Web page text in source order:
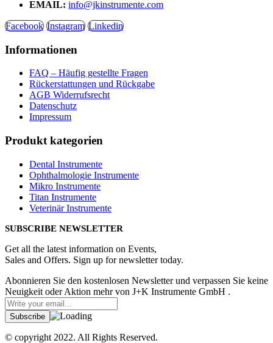
EMAIL: info@jkinstrumente.com
Facebook Instagram Linkedin
Informationen
FAQ – Häufig gestellte Fragen
Rückerstattungen und Rückgabe
AGB Widerrufsrecht
Datenschutz
Impressum
Produkt kategorien
Dental Instrumente
Ophthalmologie Instrumente
Mikro Instrumente
Titan Instrumente
Veterinär Instrumente
SUBSCRIBE NEWSLETTER
Get all the latest information on Events,
Sales and Offers. Sign up for newsletter today.
Abonnieren Sie den kostenlosen Newsletter und verpassen Sie keine
Neuigkeit oder Aktion mehr von J+K Instrumente GmbH .
© copyright 2022. All Rights Reserved.